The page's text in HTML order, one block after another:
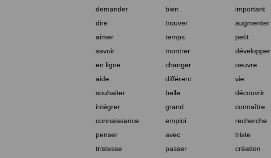
demander
bien important
dire
trouver augmenter
aimer
temps petit
savoir
montrer développer
en ligne
changer oeuvre
aide
différent vie
souhaiter
belle découvrir
intégrer
grand connaître
connaissance
emploi recherche
penser
avec triste
tristesse
passer création